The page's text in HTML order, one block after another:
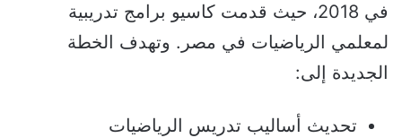
في 2018، حيث قدمت كاسيو برامج تدريبية
لمعلمي الرياضيات في مصر. وتهدف الخطة
الجديدة إلى:
تحديث أساليب تدريس الرياضيات